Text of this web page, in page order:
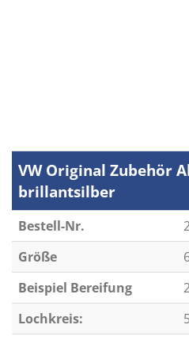
VW Original Zubehör
brillantsilber
Bestell-Nr.
Größe
Beispiel Bereifung
Lochkreis: